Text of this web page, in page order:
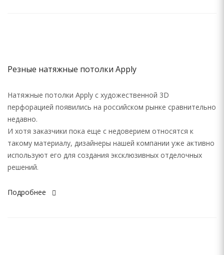
Резные натяжные потолки Apply
Натяжные потолки Apply с художественной 3D
перфорацией появились на российском рынке сравнительно
недавно.
И хотя заказчики пока еще с недоверием относятся к
такому материалу, дизайнеры нашей компании уже активно
используют его для создания эксклюзивных отделочных
решений.
Подробнее